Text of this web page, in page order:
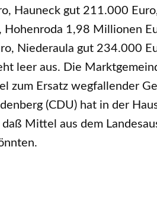
Hauneck gut 211.000
Hohenroda 1,98 Millionen
Niederaula gut 234.000
leer aus. Die
zum Ersatz wegfallender
(CDU) hat in der
Mittel aus dem